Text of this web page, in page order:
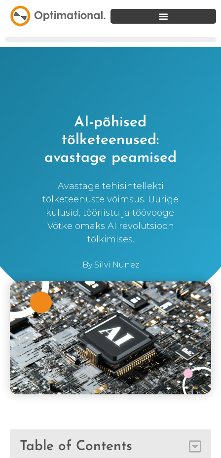
AI-põhised
tõlketeenused:
avastage peamised
Avastage tehisintellekti
tõlketeenuste võimsus. Uurige
kulusid, tööriistu ja töövooge.
Võtke omaks AI revolutsioon
tõlkimises.
BySilvi Nunez
Table of Contents